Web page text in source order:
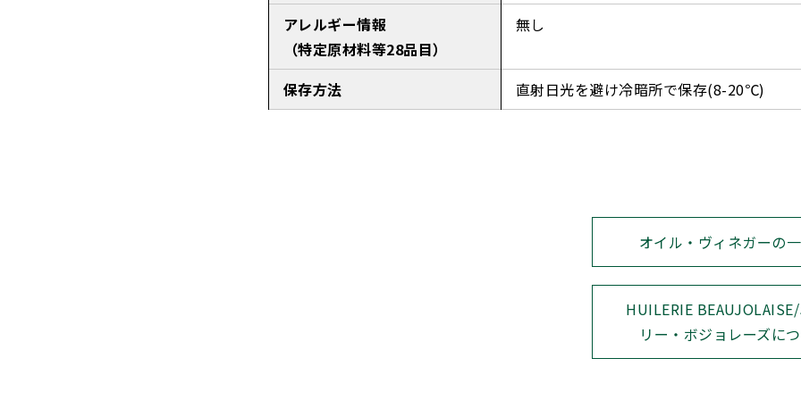
アレルギー情報
（特定原材料等28品目）
無し
保存方法 直射日光を避け冷暗所で保存(8-20℃)
オイル・ヴィネガーの
HUILERIE
リー・ボジョレーズに